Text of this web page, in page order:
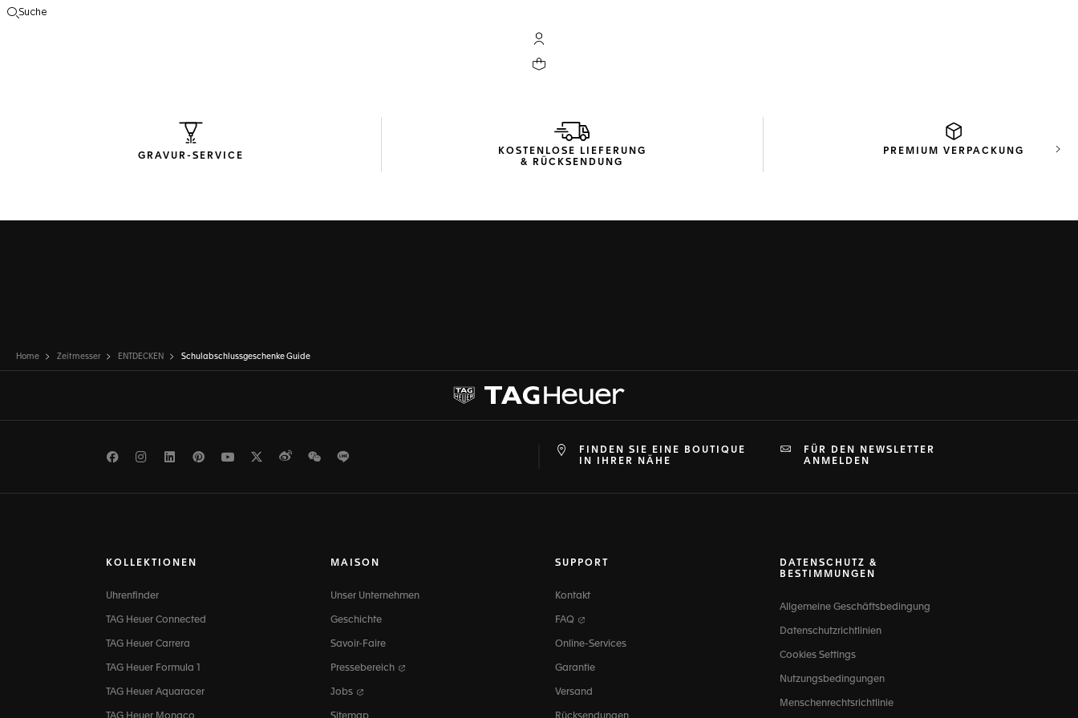
Suche
My TAG Heuer Konto
Ihr Warenkorb enthält 0 Produkte
GRAVUR-SERVICE
KOSTENLOSE LIEFERUNG
& RÜCKSENDUNG
PREMIUM VERPACKUNG
Home Zeitmesser ENTDECKEN Schulabschlussgeschenke Guide
FacebookInstagramLinkedInPinterest
Youtube
TwitterWeiboWeChat
FINDEN SIE EINE BOUTIQUE
IN IHRER NÄHE
FÜR DEN NEWSLETTER
ANMELDEN
KOLLEKTIONEN
Uhrenfinder
TAG Heuer Connected
TAG Heuer Carrera
TAG Heuer Formula 1
TAG Heuer Aquaracer
MAISON
Unser Unternehmen
Geschichte
Savoir-Faire
Pressebereich
Jobs
SUPPORT
Kontakt
FAQ
Online-Services
Garantie
Versand
DATENSCHUTZ &
BESTIMMUNGEN
Allgemeine Geschäftsbedingung
Datenschutzrichtlinien
Cookies Settings
Nutzungsbedingungen
Menschenrechtsrichtlinie